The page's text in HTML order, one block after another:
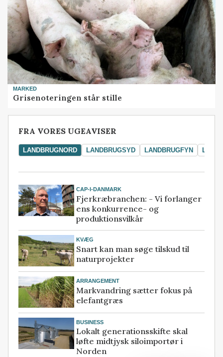
MARKED
Grisenoteringen står stille
FRA VORES UGEAVISER
LANDBRUGNORD LANDBRUGSYD LANDBRUGFYN
CAP-I-DANMARK
Fjerkræbranchen: - Vi forlanger
ens konkurrence- og
produktionsvilkår
KVÆG
Snart kan man søge tilskud til
naturprojekter
ARRANGEMENT
Markvandring sætter fokus på
elefantgræs
BUSINESS
Lokalt generationsskifte skal
løfte midtjysk siloimportør i
Norden